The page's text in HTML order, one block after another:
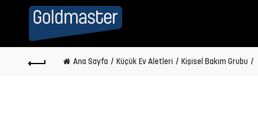
Ana Sayfa Küçük Ev Aletleri Kişisel Bakım Grubu